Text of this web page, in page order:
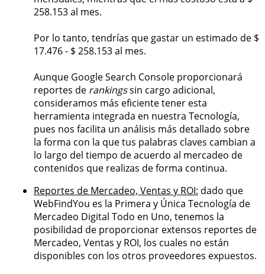
258.153 al mes.
Por lo tanto, tendrías que gastar un estimado de $
17.476 - $ 258.153 al mes.
Aunque Google Search Console proporcionará
reportes de rankingssin cargo adicional,
consideramos más eficiente tener esta
herramienta integrada en nuestra Tecnología,
pues nos facilita un análisis más detallado sobre
la forma con la que tus palabras claves cambian a
lo largo del tiempo de acuerdo al mercadeo de
contenidos que realizas de forma continua.
Reportes de Mercadeo, Ventas y ROI: dado que
WebFindYou es la Primera y Única Tecnología de
Mercadeo Digital Todo en Uno, tenemos la
posibilidad de proporcionar extensos reportes de
Mercadeo, Ventas y ROI, los cuales no están
disponibles con los otros proveedores expuestos.